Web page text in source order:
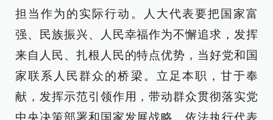
担当作为的实际行动。人大代表要把国家富
强、民族振兴、人民幸福作为不懈追求，发挥
来自人民、扎根人民的特点优势，当好党和国
家联系人民群众的桥梁。立足本职，甘于奉
献，发挥示范引领作用，带动群众贯彻落实党
中央决策部署和国家发展战略。依法执行代表